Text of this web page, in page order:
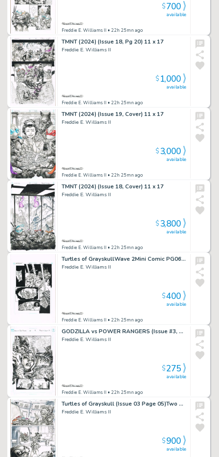
Freddie E. Williams II • 22h 25mn ago
available
$700
TMNT (2024) (Issue 18, Pg 20) 11 x 17
Freddie E. Williams II
Freddie E. Williams II • 22h 25mn ago
available
$1,000
TMNT (2024) (Issue 19, Cover) 11 x 17
Freddie E. Williams II
Freddie E. Williams II • 22h 25mn ago
available
$3,000
TMNT (2024) (Issue 18, Cover) 11 x 17
Freddie E. Williams II
Freddie E. Williams II • 22h 25mn ago
available
$3,800
Turtles of GrayskullWave 2Mini Comic PG0611×17
Freddie E. Williams II
Freddie E. Williams II • 22h 25mn ago
available
$400
GODZILLA vs POWER RANGERS (Issue #3, page 18) 11×17
Freddie E. Williams II
Freddie E. Williams II • 22h 25mn ago
available
$275
Turtles of Grayskull (Issue 03 Page 05)Two Pieces of Art11×17
Freddie E. Williams II
available
$900